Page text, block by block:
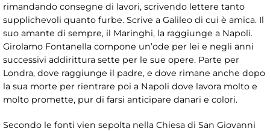
rimandando consegne di lavori, scrivendo lettere tanto
supplichevoli quanto furbe. Scrive a Galileo di cui è amica. Il
suo amante di sempre, il Maringhi, la raggiunge a Napoli.
Girolamo Fontanella compone un’ode per lei e negli anni
successivi addirittura sette per le sue opere. Parte per
Londra, dove raggiunge il padre, e dove rimane anche dopo
la sua morte per rientrare poi a Napoli dove lavora molto e
molto promette, pur di farsi anticipare danari e colori.
Secondo le fonti vien sepolta nella Chiesa di San Giovanni